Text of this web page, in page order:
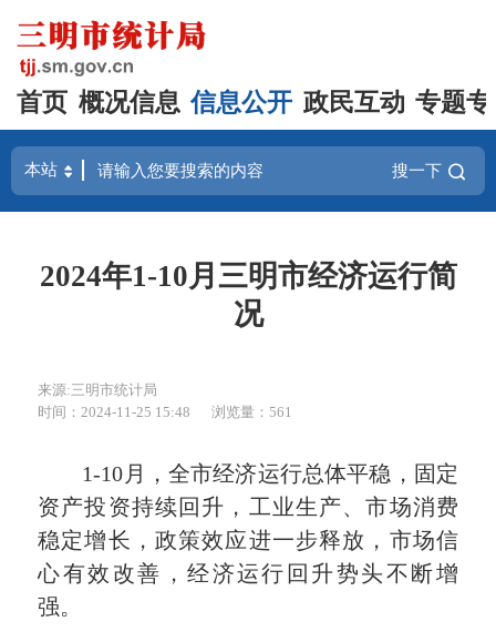
首页 概况信息 信息公开 政民互动 专题
搜一下
2024年1-10月三明市经济运行简
况
来源:三明市统计局
时间：2024-11-25 15:48
浏览量：561
1-10月，全市经济运行总体平稳，固定
资产投资持续回升，工业生产、市场消费
稳定增长，政策效应进一步释放，市场信
心有效改善，经济运行回升势头不断增
强。